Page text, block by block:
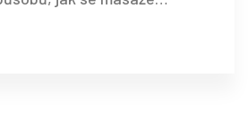
pokožce i duševnímu